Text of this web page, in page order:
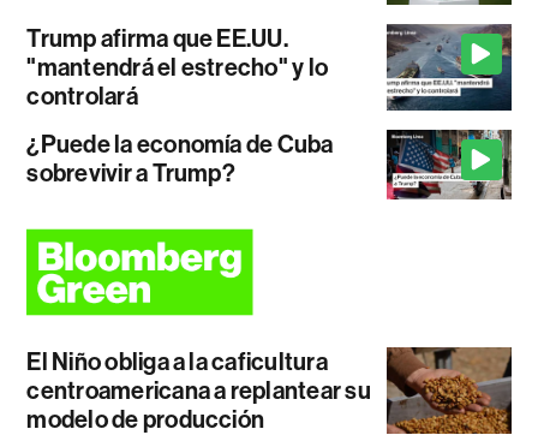
Trump afirma que EE.UU.
"mantendrá el estrecho" y lo
controlará
¿Puede la economía de Cuba
sobrevivir a Trump?
El Niño obliga a la caficultura
centroamericana a replantear su
modelo de producción